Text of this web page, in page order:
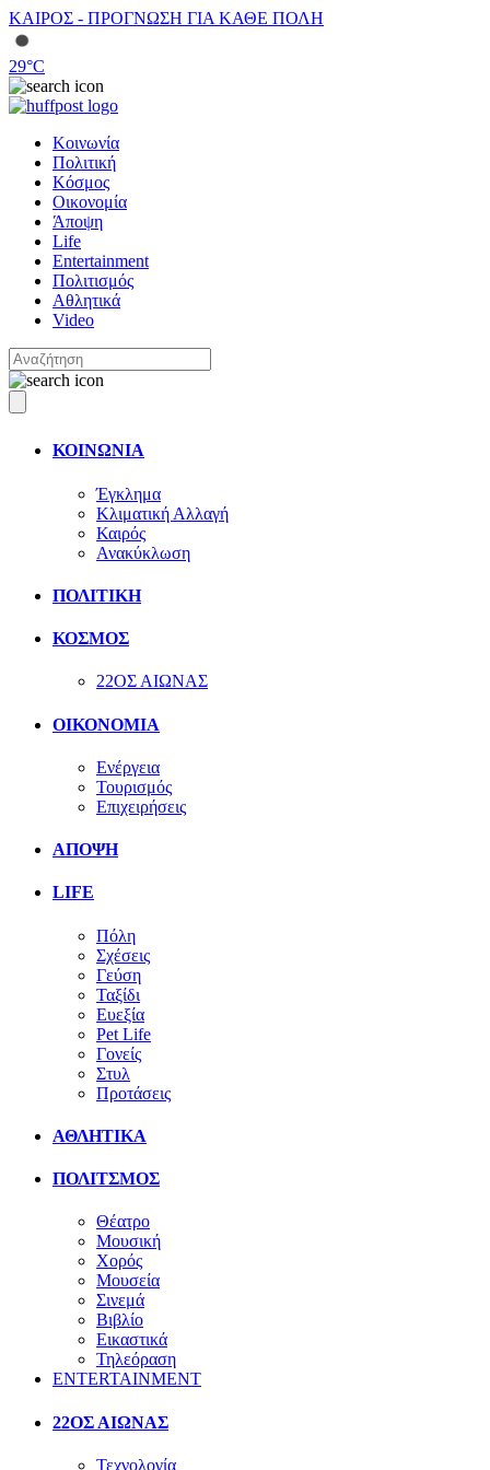
ΚΑΙΡΟΣ - ΠΡΟΓΝΩΣΗ ΓΙΑ ΚΑΘΕ ΠΟΛΗ
29°C
Κοινωνία
Πολιτική
Κόσμος
Οικονομία
Άποψη
Life
Entertainment
Πολιτισμός
Αθλητικά
Video
ΚΟΙΝΩΝΙΑ
Έγκλημα
Κλιματική Αλλαγή
Καιρός
Ανακύκλωση
ΠΟΛΙΤΙΚΗ
ΚΟΣΜΟΣ
22ΟΣ ΑΙΩΝΑΣ
ΟΙΚΟΝΟΜΙΑ
Ενέργεια
Τουρισμός
Επιχειρήσεις
ΑΠΟΨΗ
LIFE
Πόλη
Σχέσεις
Γεύση
Ταξίδι
Ευεξία
Pet Life
Γονείς
Στυλ
Προτάσεις
ΑΘΛΗΤΙΚΑ
ΠΟΛΙΤΣΜΟΣ
Θέατρο
Μουσική
Χορός
Μουσεία
Σινεμά
Βιβλίο
Εικαστικά
Τηλεόραση
ENTERTAINMENT
22ΟΣ ΑΙΩΝΑΣ
Τεχνολογία